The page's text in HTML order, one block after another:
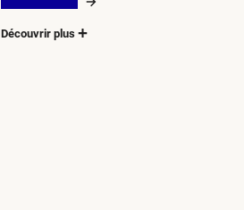
Découvrir plus